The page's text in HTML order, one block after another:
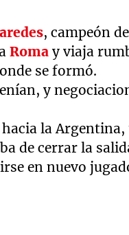
, campeón
Roma y viaja
se formó.
y
la
de cerrar la
en nuevo